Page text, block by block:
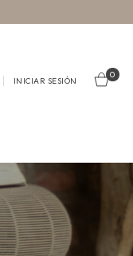
INICIAR SESIÓN
0